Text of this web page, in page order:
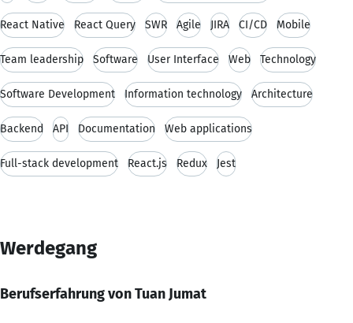
React Native React Query SWR Agile JIRA CI/CD Mobile
Team leadership Software User Interface Web Technology
Software Development Information technology Architecture
Backend API Documentation Web applications
Full-stack development React.js Redux Jest
Werdegang
Berufserfahrung von Tuan Jumat